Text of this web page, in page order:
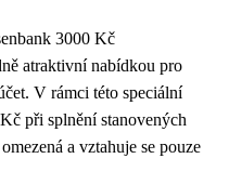
3000 Kč
atraktivní nabídkou pro
V rámci této speciální
při splnění stanovených
a vztahuje se pouze